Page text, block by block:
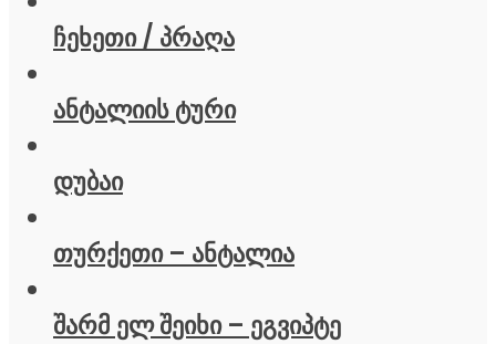
ჩეხეთი / პრაღა
ანტალიის ტური
დუბაი
თურქეთი – ანტალია
შარმ ელ შეიხი – ეგვიპტე